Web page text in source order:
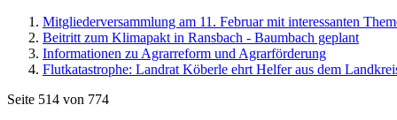
Mitgliederversammlung am 11. Februar mit interessanten
Beitritt zum Klimapakt in Ransbach - Baumbach geplant
Informationen zu Agrarreform und Agrarförderung
Flutkatastrophe: Landrat Köberle ehrt Helfer aus dem
Seite 514 von 774